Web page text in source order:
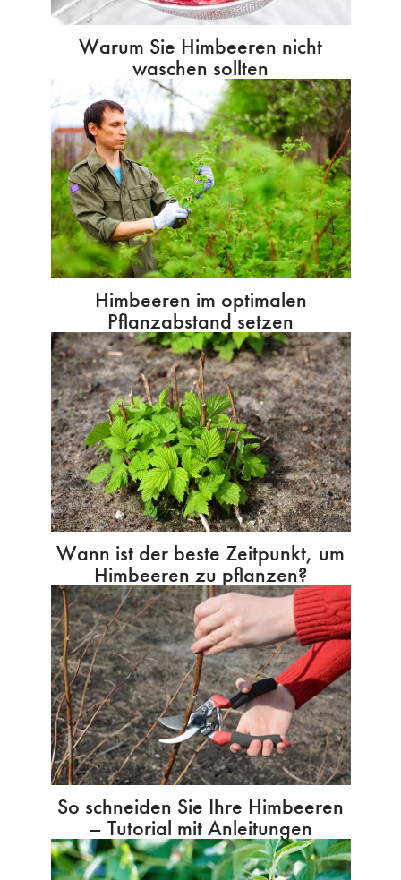
Warum Sie Himbeeren nicht
waschen sollten
Himbeeren im optimalen
Pflanzabstand setzen
Wann ist der beste Zeitpunkt, um
Himbeeren zu pflanzen?
So schneiden Sie Ihre Himbeeren
– Tutorial mit Anleitungen